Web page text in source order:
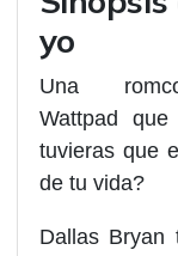
yo
Una
Wattpad
que
tuvieras que
de tu vida?
Dallas